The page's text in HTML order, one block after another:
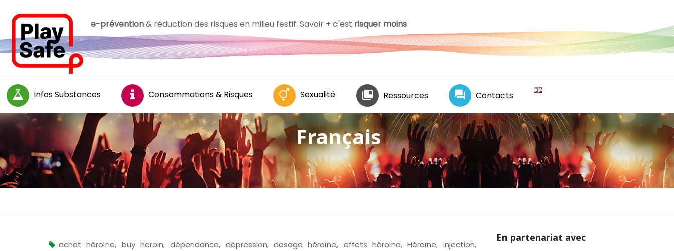
e-prévention& réduction des risques en milieu festif. Savoir + c'est risquer moins
Infos Substances Consommations & Risques Sexualité Ressources Contacts
Français
achat héroïne, buy heroin,dépendance, dépression, dosage héroïne, effets héroïne,Héroïne, injection,
En partenariat avec